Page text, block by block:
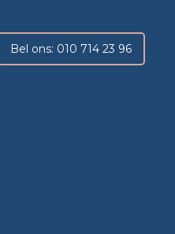
Bel ons: 010 714 23 96